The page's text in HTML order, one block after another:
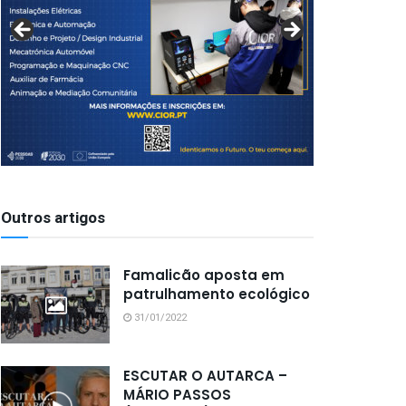
Outros artigos
Famalicão aposta em
patrulhamento ecológico
31/01/2022
ESCUTAR O AUTARCA –
MÁRIO PASSOS